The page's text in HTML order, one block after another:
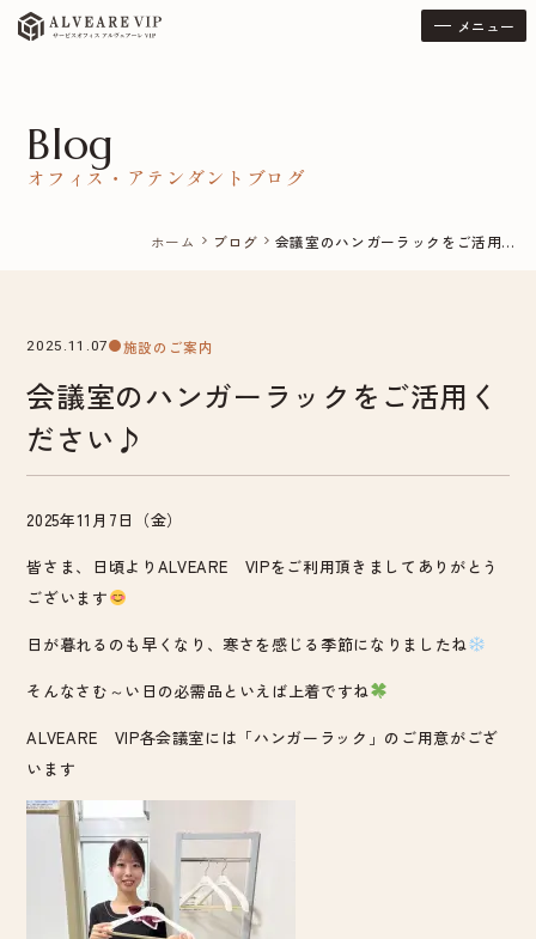
メニュー
Blog
オフィス・アテンダントブログ
ホーム chevron_right ブログ chevron_right 会議室のハンガーラックをご活用...
2025.11.07 施設のご案内
会議室のハンガーラックをご活用く
ださい♪
2025年11月7日（金）
皆さま、日頃よりALVEARE VIPをご利用頂きましてありがとう
ございます
日が暮れるのも早くなり、寒さを感じる季節になりましたね
そんなさむ～い日の必需品といえば上着ですね
ALVEARE VIP各会議室には「ハンガーラック」のご用意がござ
います